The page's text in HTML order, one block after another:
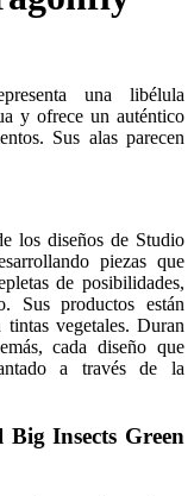
una libélula
y ofrece un auténtico
Sus alas parecen
los diseños de Studio
piezas que
de posibilidades,
Sus productos están
vegetales. Duran
cada diseño que
a través de la
Big Insects Green